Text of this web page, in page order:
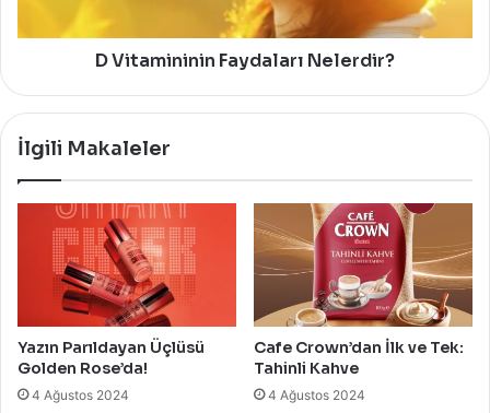
D Vitamininin Faydaları Nelerdir?
İlgili Makaleler
Yazın Parıldayan Üçlüsü
Golden Rose’da!
4 Ağustos 2024
Cafe Crown’dan İlk ve Tek:
Tahinli Kahve
4 Ağustos 2024